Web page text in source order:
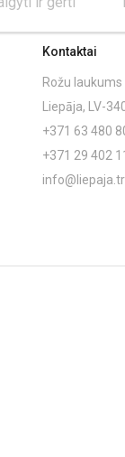
Kontaktai
Rožu
Liepāja, LV-
+371 63 480
+371 29 402